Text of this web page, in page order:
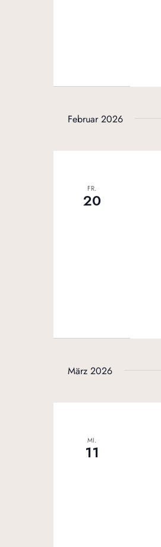
Februar 2026
FR.
20
März 2026
MI.
11